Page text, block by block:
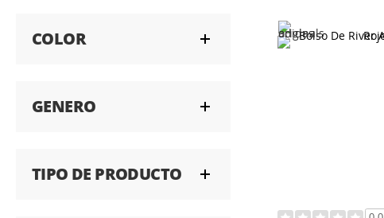
COLOR
GENERO
TIPO DE PRODUCTO